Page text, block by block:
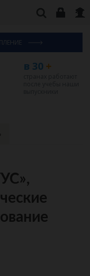
в 30+